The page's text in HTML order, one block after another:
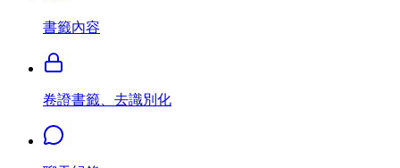
書籤內容
卷證書籤、去識別化